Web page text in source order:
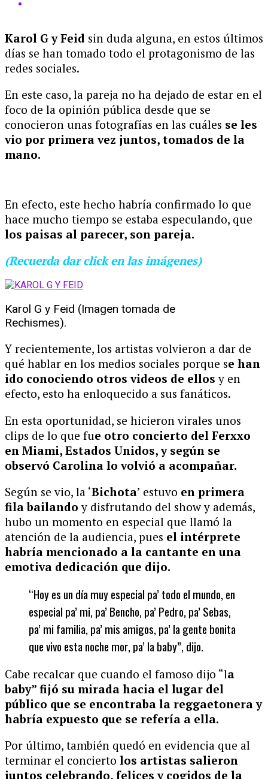
Karol G y Feid sin duda alguna, en estos últimos
días se han tomado todo el protagonismo de las
redes sociales.
En este caso, la pareja no ha dejado de estar en el
foco de la opinión pública desde que se
conocieron unas fotografías en las cuáles se les
vio por primera vez juntos, tomados de la
mano.
En efecto, este hecho habría confirmado lo que
hace mucho tiempo se estaba especulando, que
los paisas al parecer, son pareja.
(Recuerda dar click en las imágenes)
Karol G y Feid (Imagen tomada de
Rechismes).
Y recientemente, los artistas volvieron a dar de
qué hablar en los medios sociales porque se han
ido conociendo otros videos de ellosy en
efecto, esto ha enloquecido a sus fanáticos.
En esta oportunidad, se hicieron virales unos
clips de lo que fue otro concierto del Ferxxo
en Miami, Estados Unidos, y según se
observó Carolina lo volvió a acompañar.
Según se vio, la ‘Bichota’ estuvo en primera
fila bailando y disfrutando del show y además,
hubo un momento en especial que llamó la
atención de la audiencia, pues el intérprete
habría mencionado a la cantante en una
emotiva dedicación que dijo.
“Hoy es un día muy especial pa’ todo el mundo, en
especial pa’ mi, pa’ Bencho, pa’ Pedro, pa’ Sebas,
pa’ mi familia, pa’ mis amigos, pa’ la gente bonita
que vivo esta noche mor, pa’ la baby”, dijo.
Cabe recalcar que cuando el famoso dijo “la
baby” fijó su mirada hacia el lugar del
público que se encontraba la reggaetonera y
habría expuesto que se refería a ella.
Por último, también quedó en evidencia que al
terminar el concierto los artistas salieron
juntos celebrando, felices y cogidos de la